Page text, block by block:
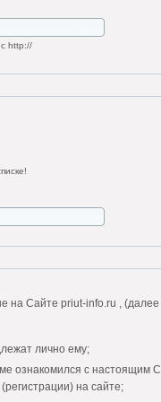
http://
Сайте priut-info.ru ,
лично ему;
ознакомился с
на сайте;